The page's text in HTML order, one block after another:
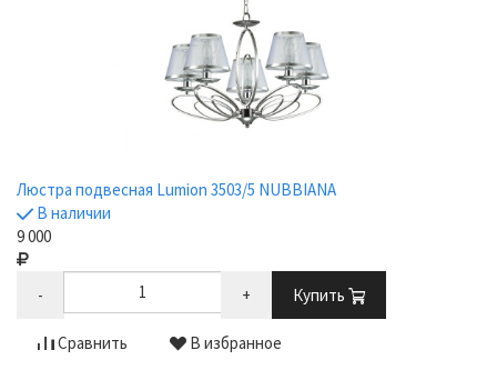
Люстра подвесная Lumion 3503/5 NUBBIANA
В наличии
9 000
- + Купить
Сравнить В избранное